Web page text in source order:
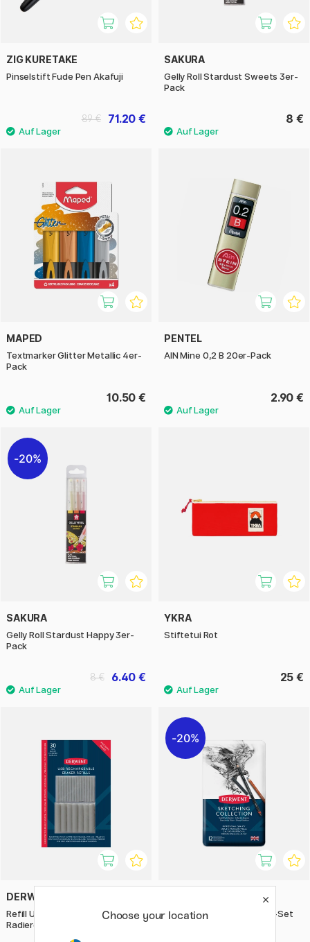
ZIG KURETAKE
Pinselstift Fude Pen Akafuji
71.20 €
89 €
SAKURA
Gelly Roll Stardust Sweets 3er-
Pack
8 €
MAPED
Textmarker Glitter Metallic 4er-
Pack
10.50 €
PENTEL
AIN Mine 0,2 B 20er-Pack
2.90 €
20%
SAKURA
Gelly Roll Stardust Happy 3er-
Pack
6.40 €
8 €
YKRA
Stiftetui Rot
25 €
DERWENT
Refill USB Elektrischer
Radiergummi 30 stk
20%
Sketching Collection 12er-Set
Choose your location